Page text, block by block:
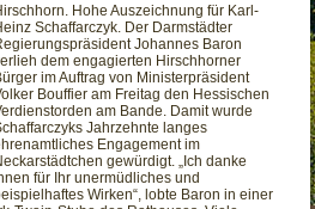
Hohe Auszeichnung für Karl-
Schaffarczyk. Der Darmstädter
Johannes Baron
dem engagierten Hirschhorner
im Auftrag von Ministerpräsident
Bouffier am Freitag den Hessischen
am Bande. Damit wurde
Jahrzehnte langes
Engagement im
gewürdigt. „Ich danke
für Ihr unermüdliches und
Wirken“, lobte Baron in einer